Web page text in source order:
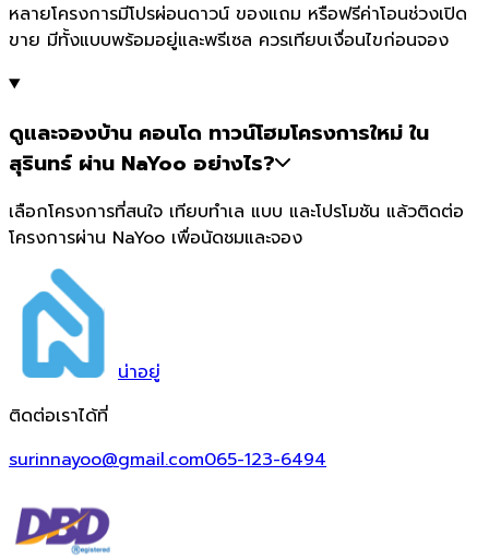
หลายโครงการมีโปรผ่อนดาวน์ ของแถม หรือฟรีค่าโอนช่วงเปิด
ขาย มีทั้งแบบพร้อมอยู่และพรีเซล ควรเทียบเงื่อนไขก่อนจอง
ดูและจองบ้าน คอนโด ทาวน์โฮมโครงการใหม่ ใน
สุรินทร์ ผ่าน NaYoo อย่างไร?
เลือกโครงการที่สนใจ เทียบทำเล แบบ และโปรโมชัน แล้วติดต่อ
โครงการผ่าน NaYoo เพื่อนัดชมและจอง
น่าอยู่
ติดต่อเราได้ที่
surinnayoo@gmail.com065-123-6494